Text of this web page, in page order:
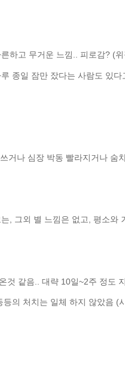
하고 무거운 느낌.. 피로감? (
종일 잠만 잤다는 사람도 있다
거나 심장 박동 빨라지거나 숨
, 그외 별 느낌은 없고, 평소와
것 같음.. 대략 10일~2주 정도
의 처치는 일체 하지 않았음 (